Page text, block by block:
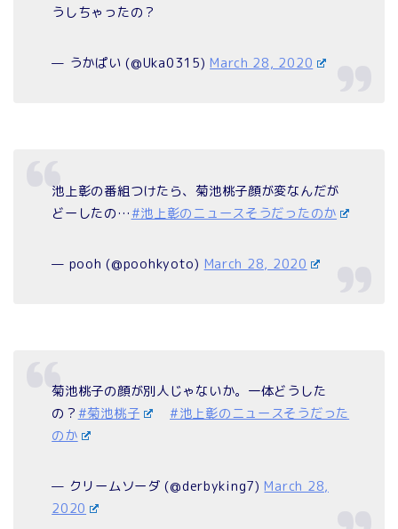
うしちゃったの？
— うかぱい (@Uka0315)March 28, 2020
池上彰の番組つけたら、菊池桃子顔が変なんだが
どーしたの… #池上彰のニュースそうだったのか
— pooh (@poohkyoto) March 28, 2020
菊池桃子の顔が別人じゃないか。一体どうした
の？ #菊池桃子
#池上彰のニュースそうだった
のか
— クリームソーダ (@derbyking7)March 28,
2020